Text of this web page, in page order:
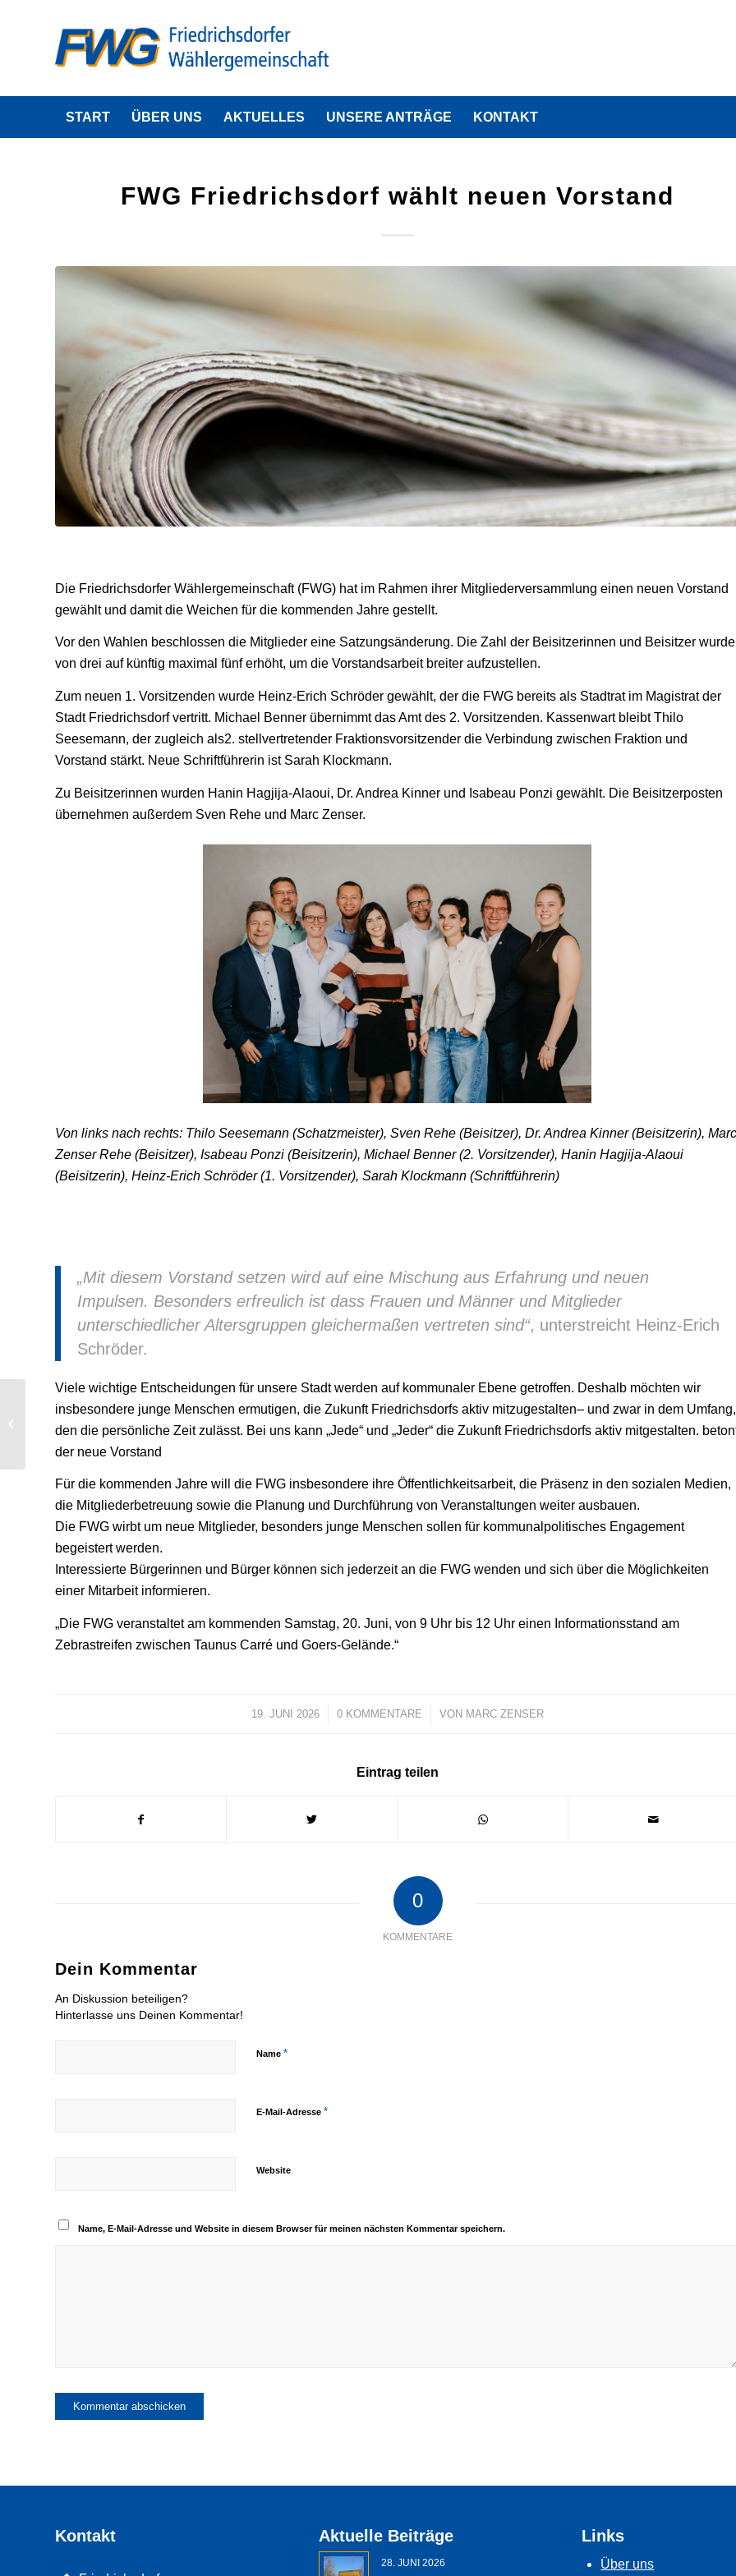
START ÜBER UNS AKTUELLES UNSERE ANTRÄGE KONTAKT
FWG Friedrichsdorf wählt neuen Vorstand
Die Friedrichsdorfer Wählergemeinschaft (FWG) hat im Rahmen ihrer Mitgliederversammlung einen neuen Vorstand
gewählt und damit die Weichen für die kommenden Jahre gestellt.
Vor den Wahlen beschlossen die Mitglieder eine Satzungsänderung. Die Zahl der Beisitzerinnen und Beisitzer wurde
von drei auf künftig maximal fünf erhöht, um die Vorstandsarbeit breiter aufzustellen.
Zum neuen 1. Vorsitzenden wurde Heinz-Erich Schröder gewählt, der die FWG bereits als Stadtrat im Magistrat der
Stadt Friedrichsdorf vertritt. Michael Benner übernimmt das Amt des 2. Vorsitzenden. Kassenwart bleibt Thilo
Seesemann, der zugleich als2. stellvertretender Fraktionsvorsitzender die Verbindung zwischen Fraktion und
Vorstand stärkt. Neue Schriftführerin ist Sarah Klockmann.
Zu Beisitzerinnen wurden Hanin Hagjija-Alaoui, Dr. Andrea Kinner und Isabeau Ponzi gewählt. Die Beisitzerposten
übernehmen außerdem Sven Rehe und Marc Zenser.
Von links nach rechts: Thilo Seesemann (Schatzmeister), Sven Rehe (Beisitzer), Dr. Andrea Kinner (Beisitzerin), Marc
Zenser Rehe (Beisitzer), Isabeau Ponzi (Beisitzerin), Michael Benner (2. Vorsitzender), Hanin Hagjija-Alaoui
(Beisitzerin), Heinz-Erich Schröder (1. Vorsitzender), Sarah Klockmann (Schriftführerin)
„Mit diesem Vorstand setzen wird auf eine Mischung aus Erfahrung und neuen
Impulsen. Besonders erfreulich ist dass Frauen und Männer und Mitglieder
unterschiedlicher Altersgruppen gleichermaßen vertreten sind“, unterstreicht Heinz-Erich
Schröder.
Viele wichtige Entscheidungen für unsere Stadt werden auf kommunaler Ebene getroffen. Deshalb möchten wir
insbesondere junge Menschen ermutigen, die Zukunft Friedrichsdorfs aktiv mitzugestalten– und zwar in dem Umfang,
den die persönliche Zeit zulässt. Bei uns kann „Jede“ und „Jeder“ die Zukunft Friedrichsdorfs aktiv mitgestalten.
der neue Vorstand
Für die kommenden Jahre will die FWG insbesondere ihre Öffentlichkeitsarbeit, die Präsenz in den sozialen Medien,
die Mitgliederbetreuung sowie die Planung und Durchführung von Veranstaltungen weiter ausbauen.
Die FWG wirbt um neue Mitglieder, besonders junge Menschen sollen für kommunalpolitisches Engagement
begeistert werden.
Interessierte Bürgerinnen und Bürger können sich jederzeit an die FWG wenden und sich über die Möglichkeiten
einer Mitarbeit informieren.
„Die FWG veranstaltet am kommenden Samstag, 20. Juni, von 9 Uhr bis 12 Uhr einen Informationsstand am
Zebrastreifen zwischen Taunus Carré und Goers-Gelände.“
19. JUNI 2026
/ 0 KOMMENTARE
/ VON MARC ZENSER
Eintrag teilen
0
KOMMENTARE
Dein Kommentar
An Diskussion beteiligen?
Hinterlasse uns Deinen Kommentar!
Name *
E-Mail-Adresse *
Website
Name, E-Mail-Adresse und Website in diesem Browser für meinen nächsten Kommentar speichern.
Kontakt Aktuelle Beiträge
28. JUNI 2026
Links
Über uns
Drei Stimmen, eine
Handschrift – der
Koalitionsvertrag